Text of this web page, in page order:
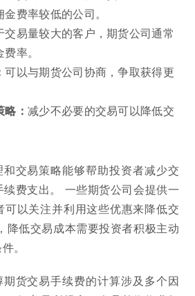
费率较低的公司。
交易量较大的客户，期货公司通常
率。
可以与期货公司协商，争取获得更
： 减少不必要的交易可以降低交
交易策略能够帮助投资者减少交
费支出。 一些期货公司会提供一
可以关注并利用这些优惠来降低交
降低交易成本需要投资者积极主动
。
货交易手续费的计算涉及多个因